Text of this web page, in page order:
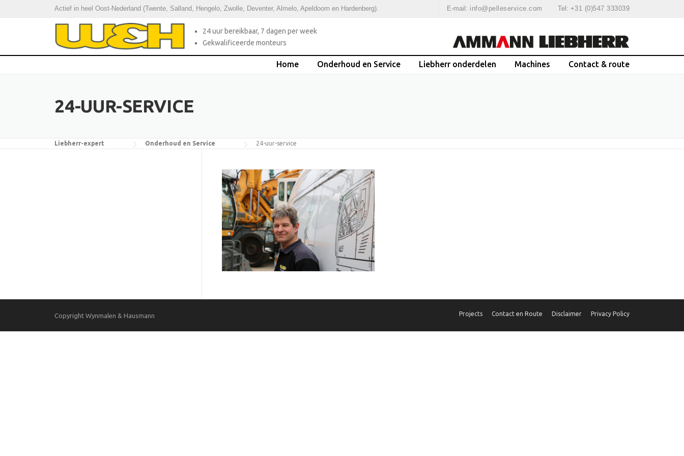
Tel: +31 (0)547 333039
E-mail: info@pelleservice.com
Actief in heel Oost-Nederland (Twente, Salland, Hengelo, Zwolle, Deventer, Almelo, Apeldoorn en Hardenberg).
24 uur bereikbaar, 7 dagen per week
Gekwalificeerde monteurs
Home Onderhoud en Service Liebherr onderdelen Machines Contact & route
24-UUR-SERVICE
Liebherr-expert Onderhoud en Service 24-uur-service
Copyright Wynmalen & Hausmann Projects Contact en Route Disclaimer Privacy Policy